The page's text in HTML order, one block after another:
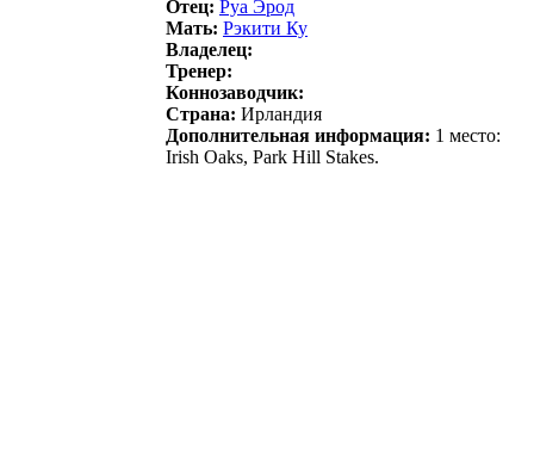
Отец: Руа Эрод
Мать: Рэкити Ку
Владелец:
Тренер:
Коннозаводчик:
Страна: Ирландия
Дополнительная информация: 1 место:
Irish Oaks, Park Hill Stakes.